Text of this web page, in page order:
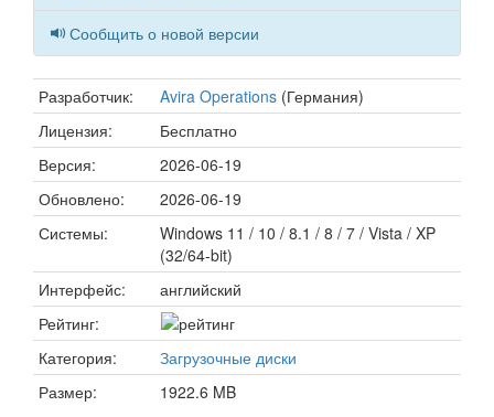
Сообщить о новой версии
Разработчик: Avira Operations (Германия)
Лицензия:
Бесплатно
Версия:
2026-06-19
Обновлено:
2026-06-19
Системы:
Windows 11 / 10 / 8.1 / 8 / 7 / Vista / XP
(32/64-bit)
Интерфейс:
английский
Рейтинг:
Категория:
Загрузочные диски
Размер:
1922.6 MB